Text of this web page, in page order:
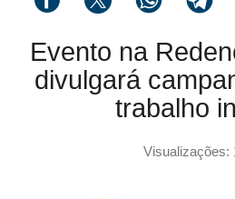
Evento na
divulgará
trabalho
Visualizações: